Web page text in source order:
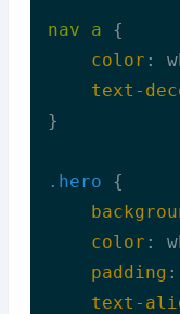
nav a {
color :
text-
}
.hero {
color :
padding :
text-